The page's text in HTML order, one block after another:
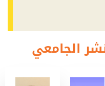
الجامعي